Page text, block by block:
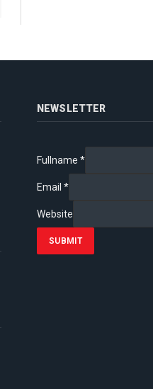
NEWSLETTER
Fullname *
Email *
Website
SUBMIT